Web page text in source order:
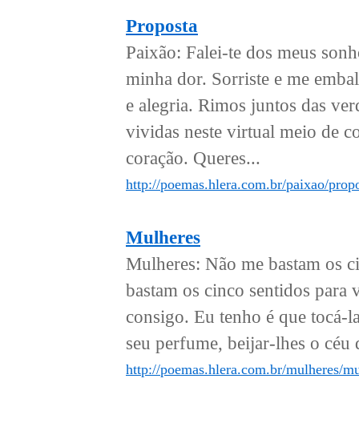
Proposta
Paixão: Falei-te dos meus
minha dor. Sorriste e me
e alegria. Rimos juntos das
vividas neste virtual meio de
coração. Queres...
http://poemas.hlera.com.br/paixao/
Mulheres
Mulheres: Não me bastam os
bastam os cinco sentidos
consigo. Eu tenho é que tocá-
seu perfume, beijar-lhes o
http://poemas.hlera.com.br/mulheres/